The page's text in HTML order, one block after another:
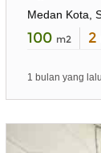
Medan Kota,
100 m2 2
1 bulan yang lalu